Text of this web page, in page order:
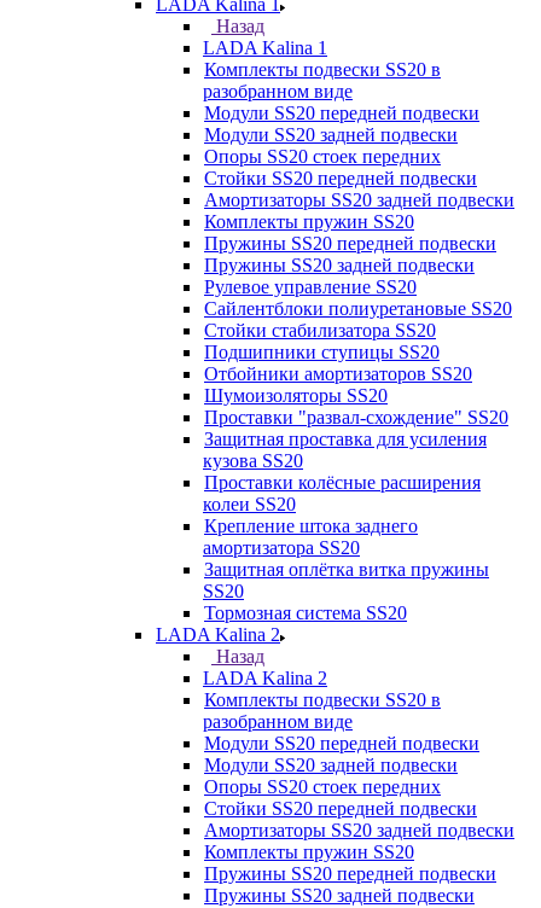
LADA Kalina 1
Назад
LADA Kalina 1
Комплекты подвески SS20 в
разобранном виде
Модули SS20 передней подвески
Модули SS20 задней подвески
Опоры SS20 стоек передних
Стойки SS20 передней подвески
Амортизаторы SS20 задней подвески
Комплекты пружин SS20
Пружины SS20 передней подвески
Пружины SS20 задней подвески
Рулевое управление SS20
Сайлентблоки полиуретановые SS20
Стойки стабилизатора SS20
Подшипники ступицы SS20
Отбойники амортизаторов SS20
Шумоизоляторы SS20
Проставки "развал-схождение" SS20
Защитная проставка для усиления
кузова SS20
Проставки колёсные расширения
колеи SS20
Крепление штока заднего
амортизатора SS20
Защитная оплётка витка пружины
SS20
Тормозная система SS20
LADA Kalina 2
Назад
LADA Kalina 2
Комплекты подвески SS20 в
разобранном виде
Модули SS20 передней подвески
Модули SS20 задней подвески
Опоры SS20 стоек передних
Стойки SS20 передней подвески
Амортизаторы SS20 задней подвески
Комплекты пружин SS20
Пружины SS20 передней подвески
Пружины SS20 задней подвески